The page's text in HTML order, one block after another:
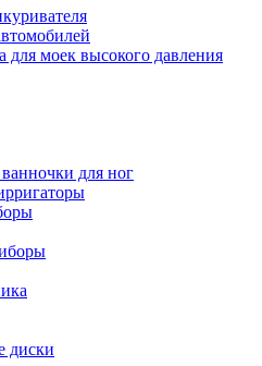
моек высокого давления
для ног
диски